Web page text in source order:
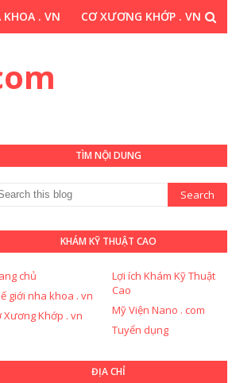
KHOA . VN CƠ XƯƠNG KHỚP . VN
TÌM NỘI DUNG
KHÁM KỸ THUẬT CAO
chủ
Lợi ích Khám Kỹ Thuật
Cao
giới nha khoa . vn
Mỹ Viện Nano . com
Xương Khớp . vn
Tuyển dụng
ĐỊA CHỈ